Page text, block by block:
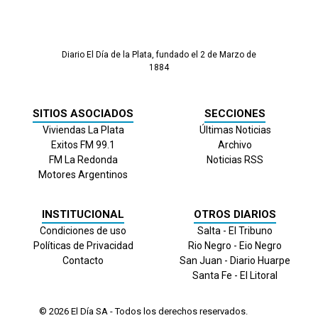
Diario El Día de la Plata, fundado el 2 de Marzo de
1884
SITIOS ASOCIADOS
Viviendas La Plata
Exitos FM 99.1
FM La Redonda
Motores Argentinos
SECCIONES
Últimas Noticias
Archivo
Noticias RSS
INSTITUCIONAL
Condiciones de uso
Políticas de Privacidad
Contacto
OTROS DIARIOS
Salta - El Tribuno
Rio Negro - Eio Negro
San Juan - Diario Huarpe
Santa Fe - El Litoral
© 2026 El Día SA - Todos los derechos reservados.